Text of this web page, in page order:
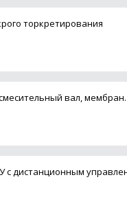
торкретирования
вал,
дистанционным